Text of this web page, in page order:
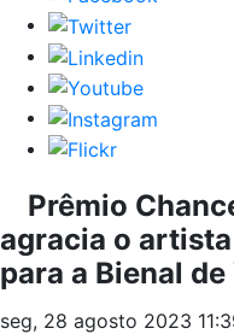
Prêmio
agracia o
para a Bienal de
seg, 28 agosto 2023